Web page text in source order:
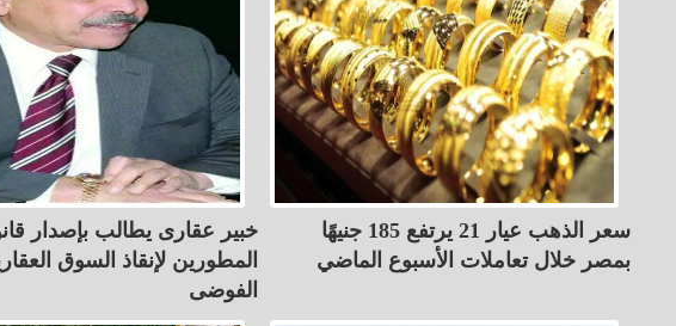
سعر الذهب عيار 21 يرتفع 185 جنيهًا
بمصر خلال تعاملات الأسبوع الماضي
خبير عقارى يطالب بإصدار
المطورين لإنقاذ السوق
الفوضى